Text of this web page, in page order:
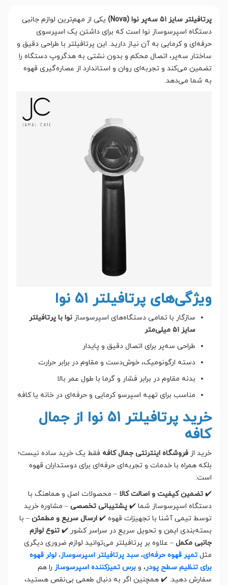
پرتافیلتر سایز ۵۱ سه‌پر نوا (Nova)
یکی از مهم‌ترین لوازم جانبی
دستگاه اسپرسوساز نوا است که برای داشتن یک اسپرسوی
حرفه‌ای و کرمایی به آن نیاز دارید. این پرتافیلتر با طراحی دقیق و
ساختار سه‌پر، اتصال محکم و بدون نشتی به هدگروپ دستگاه را
تضمین می‌کند و تجربه‌ای روان و استاندارد از عصاره‌گیری قهوه
به شما می‌دهد.
ویژگی‌های پرتافیلتر ۵۱ نوا
سازگار با تمامی دستگاه‌های اسپرسوساز نوا با پرتافیلتر
سایز ۵۱ میلی‌متر
طراحی سه‌پر برای اتصال دقیق و پایدار
دسته ارگونومیک، خوش‌دست و مقاوم در برابر حرارت
بدنه مقاوم در برابر فشار و گرما با طول عمر بالا
مناسب برای تهیه اسپرسو کرمایی و حرفه‌ای در خانه یا کافه
خرید پرتافیلتر ۵۱ نوا از جمال
کافه
خرید از فروشگاه اینترنتی جمال کافه فقط یک خرید ساده نیست؛
بلکه همراه با خدمات و تجربه‌ای حرفه‌ای برای دوستداران قهوه
است:
✔️ تضمین کیفیت و اصالت کالا – محصولات اصل و هماهنگ با
دستگاه اسپرسوساز شما ✔️ پشتیبانی تخصصی – مشاوره خرید
توسط تیمی آشنا با تجهیزات قهوه ✔️ ارسال سریع و مطمئن – با
بسته‌بندی ایمن و تحویل سریع در سراسر کشور ✔️ تنوع لوازم
جانبی مکمل – علاوه بر پرتافیلتر می‌توانید لوازم ضروری دیگری
مثل تمپر قهوه حرفه‌ای، سبد پرتافیلتر اسپرسوساز، لولر قهوه
برای تنظیم سطح پودر، و برس تمیزکننده اسپرسوساز را هم
سفارش دهید. ✔️ همچنین اگر به دنبال طعمی بی‌نقص هستید،